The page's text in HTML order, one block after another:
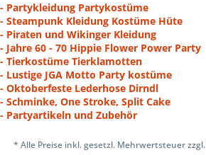
- Partykleidung Partykostüme
- Steampunk Kleidung Kostüme Hüte
- Piraten und Wikinger Kleidung
- Jahre 60 - 70 Hippie Flower Power Party
- Tierkostüme Tierklamotten
- Lustige JGA Motto Party kostüme
- Oktoberfeste Lederhose Dirndl
- Schminke, One Stroke, Split Cake
- Partyartikeln und Zubehör
* Alle Preise inkl. gesetzl. Mehrwertsteuer zzgl.